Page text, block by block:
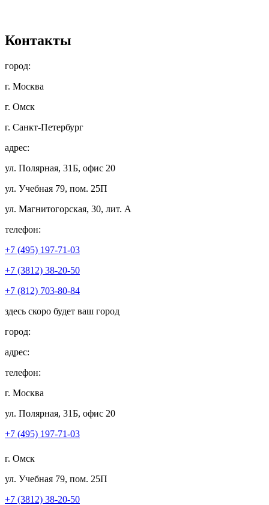
Контакты
город:
г. Москва
г. Омск
г. Санкт-Петербург
адрес:
ул. Полярная, 31Б, офис 20
ул. Учебная 79, пом. 25П
ул. Магнитогорская, 30, лит. А
телефон:
+7 (495) 197-71-03
+7 (3812) 38-20-50
+7 (812) 703-80-84
здесь скоро будет ваш город
город:
адрес:
телефон:
г. Москва
ул. Полярная, 31Б, офис 20
+7 (495) 197-71-03
г. Омск
ул. Учебная 79, пом. 25П
+7 (3812) 38-20-50